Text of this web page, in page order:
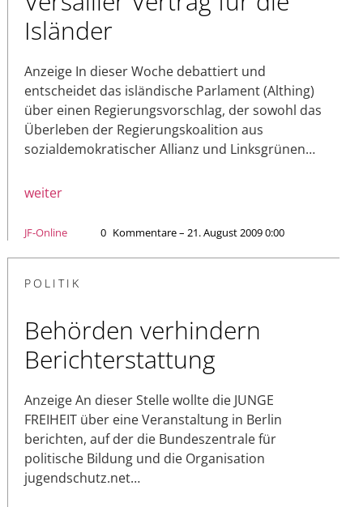
Isländer
Anzeige In dieser Woche debattiert und
entscheidet das isländische Parlament (Althing)
über einen Regierungsvorschlag, der sowohl das
Überleben der Regierungskoalition aus
sozialdemokratischer Allianz und Linksgrünen…
weiter
JF-Online 0 Kommentare – 21. August 2009 0:00
POLITIK
Behörden verhindern
Berichterstattung
Anzeige An dieser Stelle wollte die JUNGE
FREIHEIT über eine Veranstaltung in Berlin
berichten, auf der die Bundeszentrale für
politische Bildung und die Organisation
jugendschutz.net…